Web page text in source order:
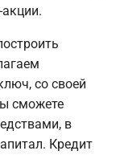
со своей
сможете
в
Кредит